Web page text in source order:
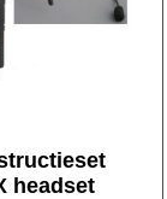
headset